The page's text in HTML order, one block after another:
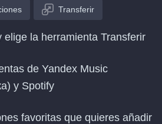
Transferir
elige la herramienta Transferir
de Yandex Music
y Spotify
favoritas que quieres añadir